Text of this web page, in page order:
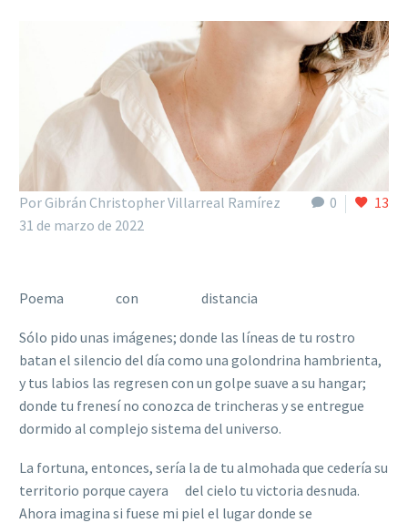
0 13
Por Gibrán Christopher Villarreal Ramírez
31 de marzo de 2022
Poema con distancia
Sólo pido unas imágenes; donde las líneas de tu rostro
batan el silencio del día como una golondrina hambrienta,
y tus labios las regresen con un golpe suave a su hangar;
donde tu frenesí no conozca de trincheras y se entregue
dormido al complejo sistema del universo.
La fortuna, entonces, sería la de tu almohada que cedería su
territorio porque cayera del cielo tu victoria desnuda.
Ahora imagina si fuese mi piel el lugar donde se